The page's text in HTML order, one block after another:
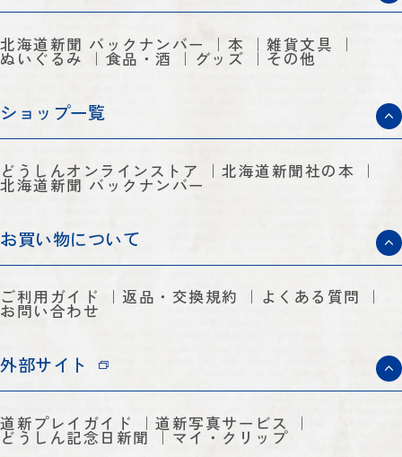
北海道新聞 バックナンバー 本 雑貨文具
ぬいぐるみ 食品・酒 グッズ その他
ショップ一覧
どうしんオンラインストア 北海道新聞社の本
北海道新聞 バックナンバー
お買い物について
ご利用ガイド 返品・交換規約 よくある質問
お問い合わせ
外部サイト
道新プレイガイド 道新写真サービス
どうしん記念日新聞 マイ・クリップ